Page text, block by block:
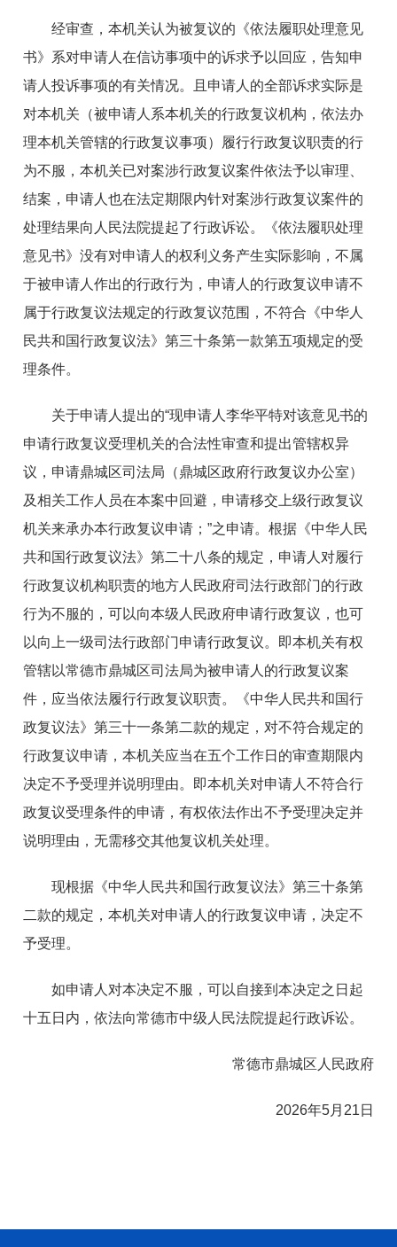
经审查，本机关认为被复议的《依法履职处理意见
书》系对申请人在信访事项中的诉求予以回应，告知申
请人投诉事项的有关情况。且申请人的全部诉求实际是
对本机关（被申请人系本机关的行政复议机构，依法办
理本机关管辖的行政复议事项）履行行政复议职责的行
为不服，本机关已对案涉行政复议案件依法予以审理、
结案，申请人也在法定期限内针对案涉行政复议案件的
处理结果向人民法院提起了行政诉讼。《依法履职处理
意见书》没有对申请人的权利义务产生实际影响，不属
于被申请人作出的行政行为，申请人的行政复议申请不
属于行政复议法规定的行政复议范围，不符合《中华人
民共和国行政复议法》第三十条第一款第五项规定的受
理条件。
关于申请人提出的“现申请人李华平特对该意见书的
申请行政复议受理机关的合法性审查和提出管辖权异
议，申请鼎城区司法局（鼎城区政府行政复议办公室）
及相关工作人员在本案中回避，申请移交上级行政复议
机关来承办本行政复议申请；”之申请。根据《中华人民
共和国行政复议法》第二十八条的规定，申请人对履行
行政复议机构职责的地方人民政府司法行政部门的行政
行为不服的，可以向本级人民政府申请行政复议，也可
以向上一级司法行政部门申请行政复议。即本机关有权
管辖以常德市鼎城区司法局为被申请人的行政复议案
件，应当依法履行行政复议职责。《中华人民共和国行
政复议法》第三十一条第二款的规定，对不符合规定的
行政复议申请，本机关应当在五个工作日的审查期限内
决定不予受理并说明理由。即本机关对申请人不符合行
政复议受理条件的申请，有权依法作出不予受理决定并
说明理由，无需移交其他复议机关处理。
现根据《中华人民共和国行政复议法》第三十条第
二款的规定，本机关对申请人的行政复议申请，决定不
予受理。
如申请人对本决定不服，可以自接到本决定之日起
十五日内，依法向常德市中级人民法院提起行政诉讼。
常德市鼎城区人民政府
2026年5月21日